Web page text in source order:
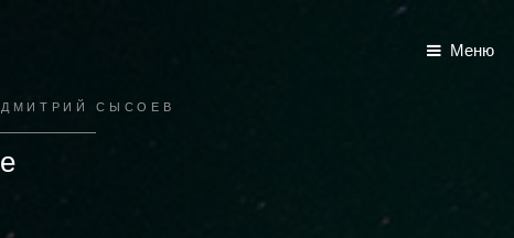
Меню
СЫСОЕВ